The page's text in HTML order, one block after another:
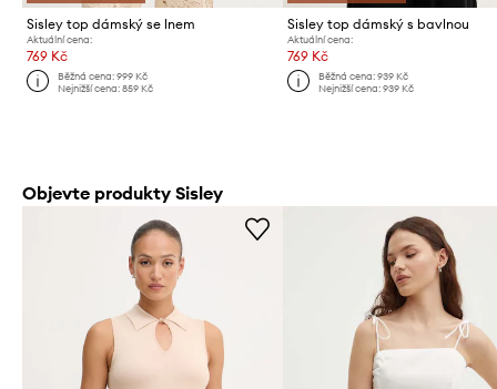
Sisley top dámský se lnem
Aktuální cena:
769 Kč
Běžná cena:999 Kč
Nejnižší cena:859 Kč
Sisley top dámský s bavlnou
Aktuální cena:
769 Kč
Běžná cena: 939 Kč
Nejnižší cena: 939 Kč
Objevte produkty Sisley